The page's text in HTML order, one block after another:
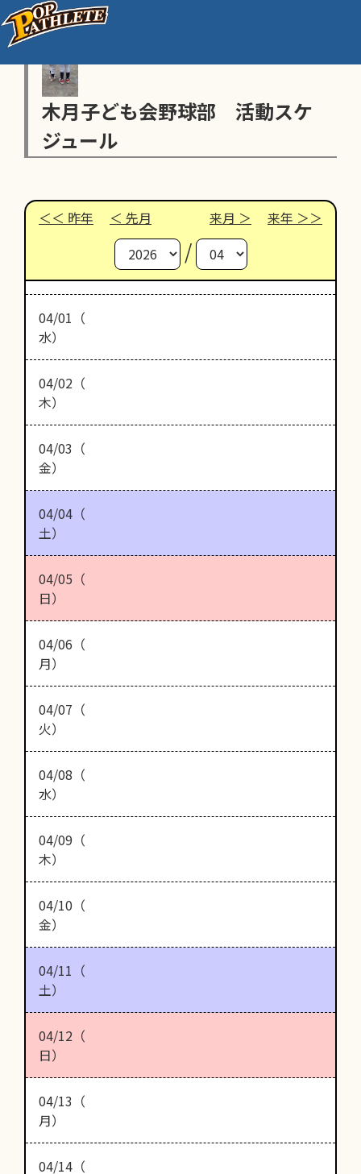
木月子ども会野球部 活動スケ
ジュール
昨年 先月 来月 来年
/
04/01（
水）
04/02（
木）
04/03（
金）
04/04（
土）
04/05（
日）
04/06（
月）
04/07（
火）
04/08（
水）
04/09（
木）
04/10（
金）
04/11（
土）
04/12（
日）
04/13（
月）
04/14（